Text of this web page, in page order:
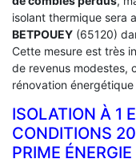
isolant thermique sera
BETPOUEY (65120)
Cette mesure est très
de revenus modestes,
rénovation
ISOLATION À 1
CONDITIONS
PRIME ÉNERGIE